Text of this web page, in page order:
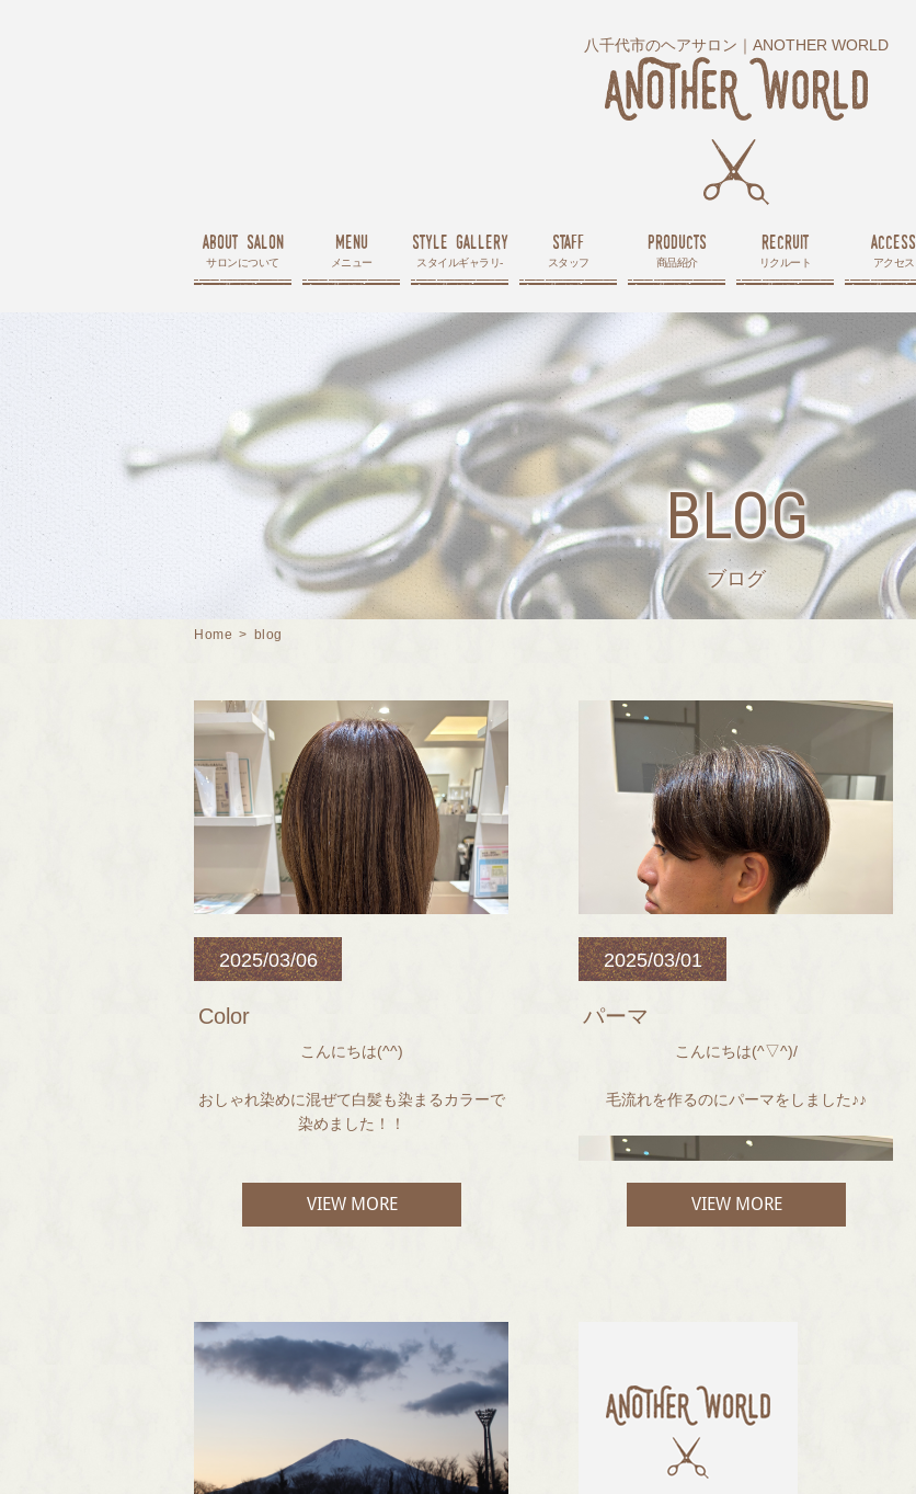
八千代市のヘアサロン｜ANOTHER WORLD
about salon
サロンについて
menu
メニュー
style gallery
スタイルギャラリ-
staff
スタッフ
products
商品紹介
recruit
リクルート
access
アクセス
BLOG
ブログ
Home > blog
2025/03/06
Color
こんにちは(^^)
おしゃれ染めに混ぜて白髪も染まるカラーで
染めました！！
VIEW MORE
2025/03/01
パーマ
こんにちは(^▽^)/
毛流れを作るのにパーマをしました♪♪
VIEW MORE